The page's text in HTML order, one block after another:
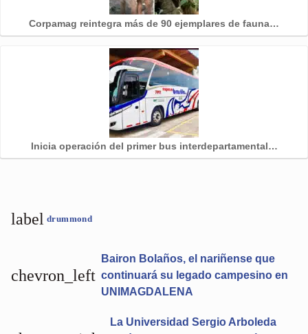
Corpamag reintegra más de 90 ejemplares de fauna…
Inicia operación del primer bus interdepartamental…
label drummond
chevron_left
Bairon Bolaños, el nariñense que
continuará su legado campesino en
UNIMAGDALENA
La Universidad Sergio Arboleda